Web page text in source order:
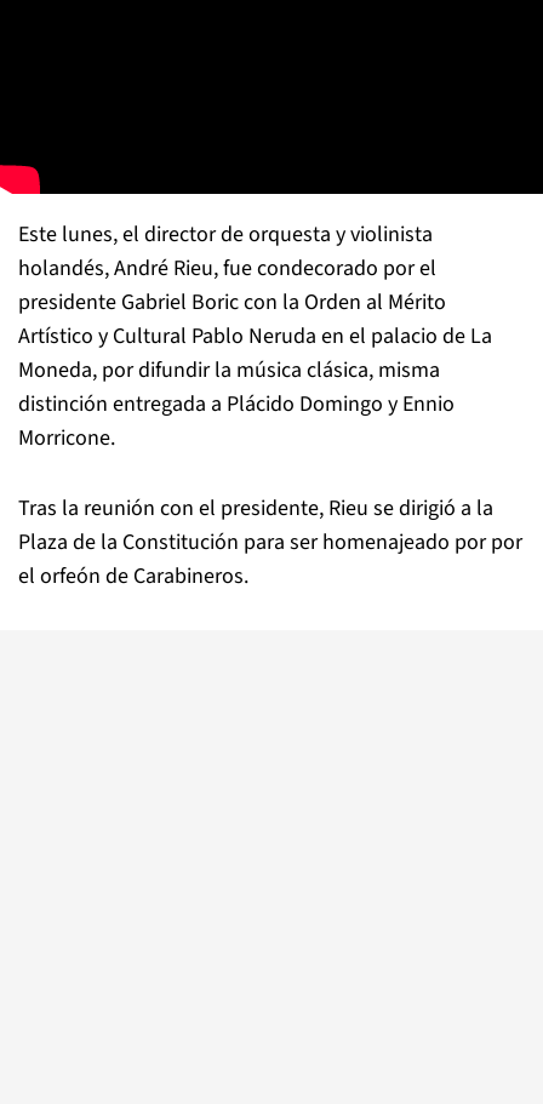
Este lunes, el director de orquesta y violinista
holandés, André Rieu, fue condecorado por el
presidente Gabriel Boric con la Orden al Mérito
Artístico y Cultural Pablo Neruda en el palacio de La
Moneda, por difundir la música clásica, misma
distinción entregada a Plácido Domingo y Ennio
Morricone.
Tras la reunión con el presidente, Rieu se dirigió a la
Plaza de la Constitución para ser homenajeado por por
el orfeón de Carabineros.